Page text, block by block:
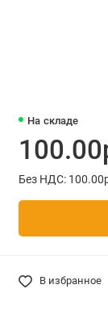
На складе
Без НДС:
В избранное